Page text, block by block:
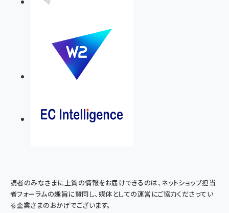
読者のみなさまに上質の情報をお届けできるのは、ネットショップ担当
者フォーラムの趣旨に賛同し、媒体としての運営にご協力くださってい
る企業さまのおかげでございます。